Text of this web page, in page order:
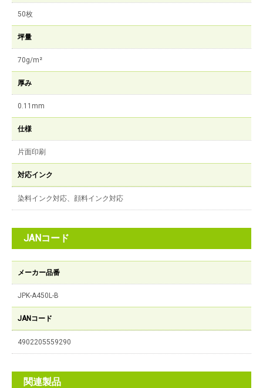
50枚
坪量
70g/m²
厚み
0.11mm
仕様
片面印刷
対応インク
染料インク対応、顔料インク対応
JANコード
メーカー品番
JPK-A450L-B
JANコード
4902205559290
関連製品